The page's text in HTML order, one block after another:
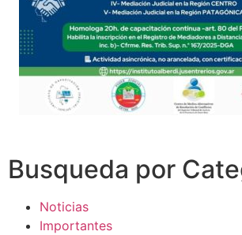
Busqueda por
Noticias
Importantes